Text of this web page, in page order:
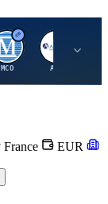
M
MCO
A
AIT
France
EUR